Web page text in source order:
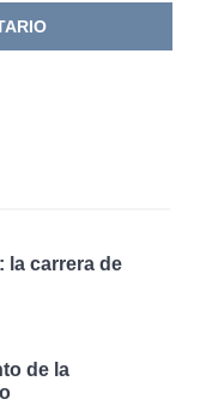
la carrera de
de la